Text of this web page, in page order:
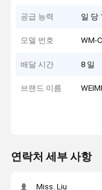
공급 능력 일 당
모델 번호 WM-
배달 시간 8 일
브랜드 이름
연락처 세부 사항
Miss. Liu